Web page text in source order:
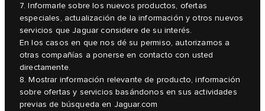
7. Informarle sobre los nuevos productos, ofertas
especiales, actualización de la información y otros nuevos
servicios que Jaguar considere de su interés.
En los casos en que nos dé su permiso, autorizamos a
otras compañías a ponerse en contacto con usted
directamente.
8. Mostrar información relevante de producto, información
sobre ofertas y servicios basándonos en sus actividades
previas de búsqueda en Jaguar.com